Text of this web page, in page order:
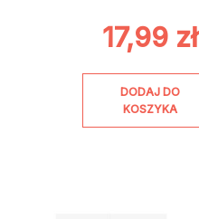
17,99 zł
DODAJ DO
KOSZYKA